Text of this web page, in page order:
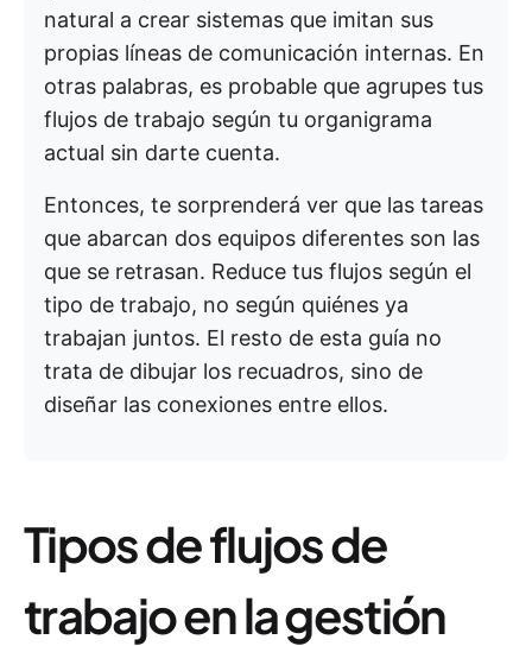
natural a crear sistemas que imitan sus
propias líneas de comunicación internas. En
otras palabras, es probable que agrupes tus
flujos de trabajo según tu organigrama
actual sin darte cuenta.
Entonces, te sorprenderá ver que las tareas
que abarcan dos equipos diferentes son las
que se retrasan. Reduce tus flujos según el
tipo de trabajo, no según quiénes ya
trabajan juntos. El resto de esta guía no
trata de dibujar los recuadros, sino de
diseñar las conexiones entre ellos.
Tipos de flujos de
trabajo en la gestión